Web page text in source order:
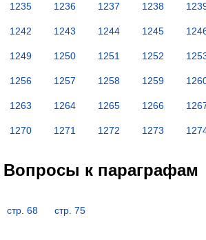
1235 1236 1237 1238
1242 1243 1244 1245
1249 1250 1251 1252
1256 1257 1258 1259
1263 1264 1265 1266
1270 1271 1272 1273
Вопросы к параграфам
стр. 68 стр. 75